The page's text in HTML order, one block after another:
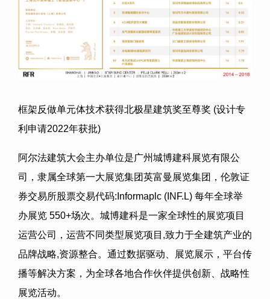
框架反做单元体技术获得北极星建筑奖至尊奖 (设计专
利申请2022年获批)
阿尔法建筑大会主办单位是广州城博建科展览有限公
司，隶属全球第一大展览集团英富曼展览集团，伦敦证
券交易所股票交易代码:Informaplc (INF.L) 每年全球举
办展览 550+场次。城博建科是一家全球性的展览项目
运营公司，运营不同类型展览项目 ,致力于全建筑产业的
品牌战略,资源整合。通过数据驱动、展览展示，平台传
播等解决方案，为全球各地合作伙伴提供创新、战略性
展览活动。